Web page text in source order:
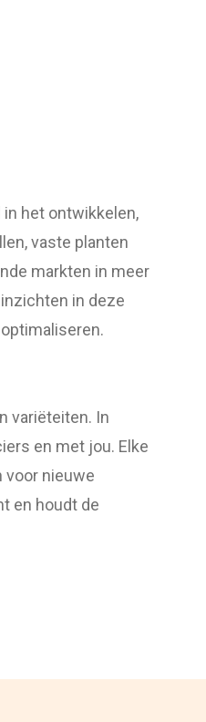
in het ontwikkelen,
vaste planten
markten in meer
in deze
variëteiten. In
en met jou. Elke
voor nieuwe
en houdt de